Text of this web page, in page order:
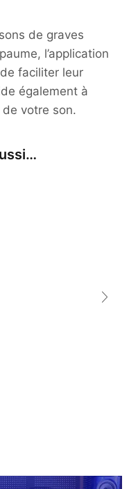
de graves
l’application
faciliter leur
également à
votre son.